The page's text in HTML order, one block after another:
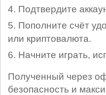
Подтвердите
Пополните счёт
или криптовалюта.
Начните играть,
Полученный через
безопасность и